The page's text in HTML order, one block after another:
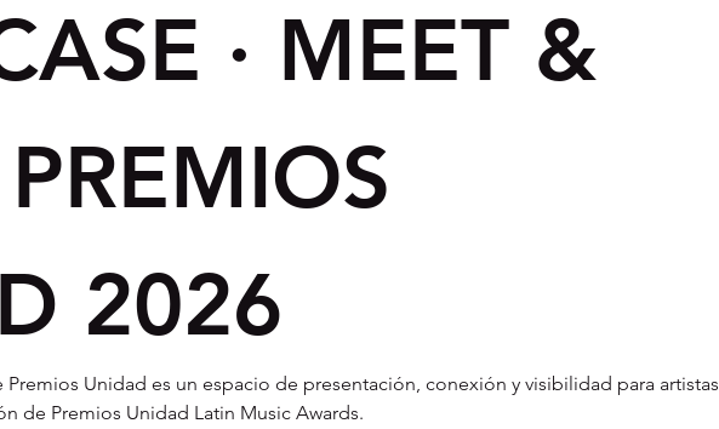
· MEET &
2026
Premios Unidad es un espacio de presentación, conexión y visibilidad para artistas
de Premios Unidad Latin Music Awards.